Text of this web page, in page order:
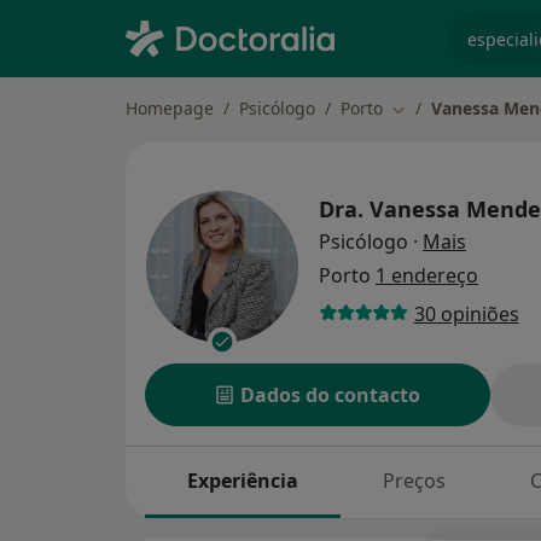
Homepage Psicólogo Porto Mudar de cidade
Vanessa
Dra. Vanessa
Psicólogo · Mais
Porto 1 endereço
30 opiniões
Dados do contacto
Experiência Preços